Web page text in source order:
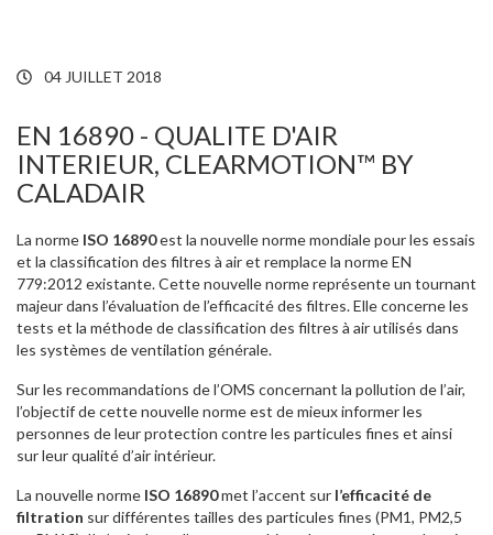
04 JUILLET 2018
EN 16890 - QUALITE D'AIR
INTERIEUR, CLEARMOTION™ BY
CALADAIR
La norme ISO 16890est la nouvelle norme mondiale pour les essais
et la classification des filtres à air et remplace la norme EN
779:2012 existante. Cette nouvelle norme représente un tournant
majeur dans l’évaluation de l’efficacité des filtres. Elle concerne les
tests et la méthode de classification des filtres à air utilisés dans
les systèmes de ventilation générale.
Sur les recommandations de l’OMS concernant la pollution de l’air,
l’objectif de cette nouvelle norme est de mieux informer les
personnes de leur protection contre les particules fines et ainsi
sur leur qualité d’air intérieur.
La nouvelle norme ISO 16890met l’accent sur l’efficacité de
filtration sur différentes tailles des particules fines (PM1, PM2,5